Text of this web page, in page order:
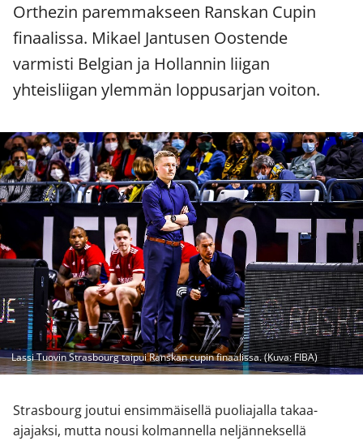
Orthezin paremmakseen Ranskan Cupin
finaalissa. Mikael Jantusen Oostende
varmisti Belgian ja Hollannin liigan
yhteisliigan ylemmän loppusarjan voiton.
Lassi Tuovin Strasbourg taipui Ranskan cupin finaalissa. (Kuva: FIBA)
Strasbourg joutui ensimmäisellä puoliajalla takaa-
ajajaksi, mutta nousi kolmannella neljänneksellä